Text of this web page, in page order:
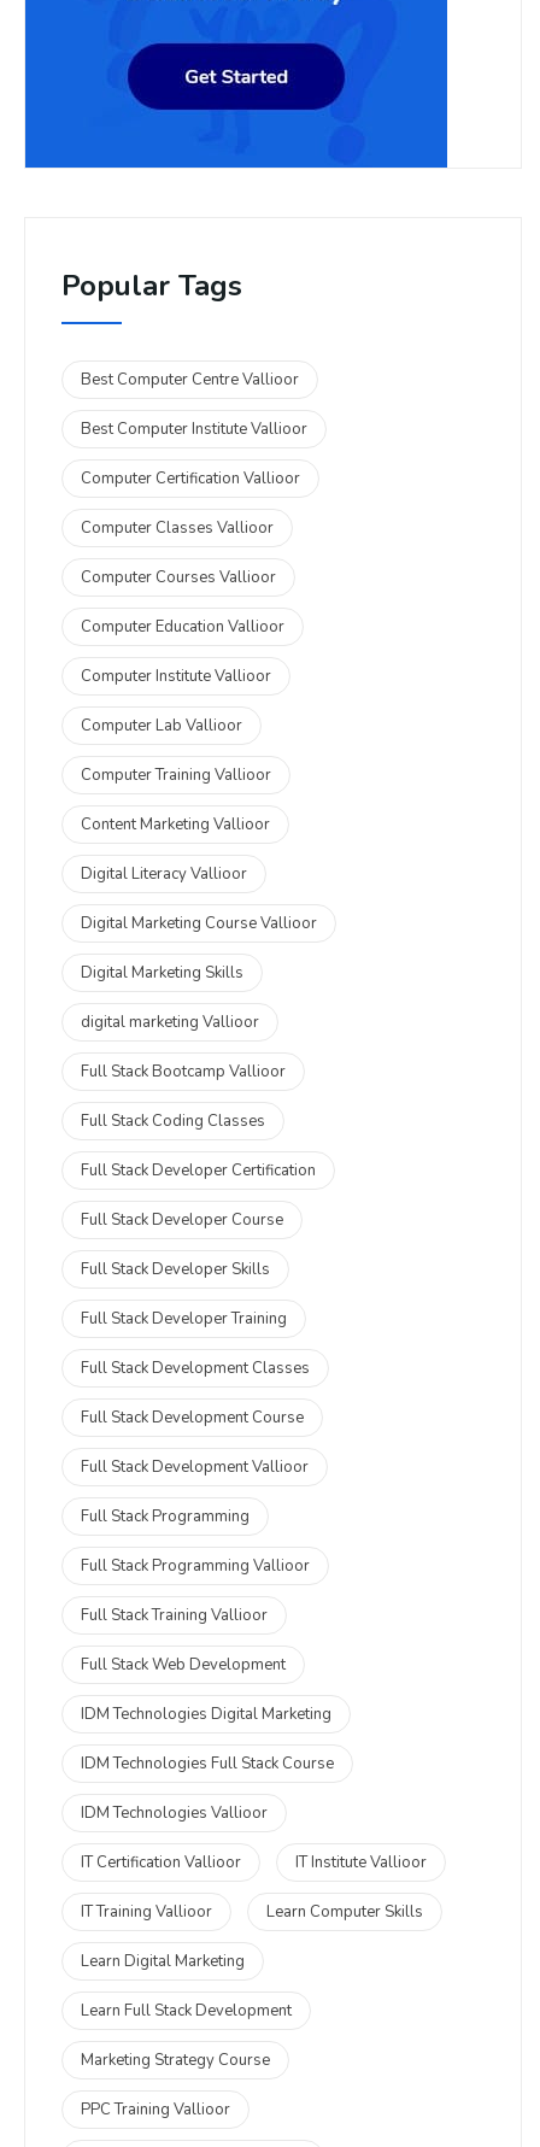
Popular Tags
Best Computer Centre Vallioor
Best Computer Institute Vallioor
Computer Certification Vallioor
Computer Classes Vallioor
Computer Courses Vallioor
Computer Education Vallioor
Computer Institute Vallioor
Computer Lab Vallioor
Computer Training Vallioor
Content Marketing Vallioor
Digital Literacy Vallioor
Digital Marketing Course Vallioor
Digital Marketing Skills
digital marketing Vallioor
Full Stack Bootcamp Vallioor
Full Stack Coding Classes
Full Stack Developer Certification
Full Stack Developer Course
Full Stack Developer Skills
Full Stack Developer Training
Full Stack Development Classes
Full Stack Development Course
Full Stack Development Vallioor
Full Stack Programming
Full Stack Programming Vallioor
Full Stack Training Vallioor
Full Stack Web Development
IDM Technologies Digital Marketing
IDM Technologies Full Stack Course
IDM Technologies Vallioor
IT Certification Vallioor IT Institute Vallioor
IT Training Vallioor Learn Computer Skills
Learn Digital Marketing
Learn Full Stack Development
Marketing Strategy Course
PPC Training Vallioor